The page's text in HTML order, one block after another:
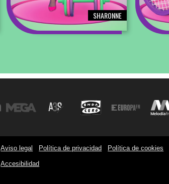
SHARONNE
Aviso legal Política de privacidad Política de cookies
Accesibilidad